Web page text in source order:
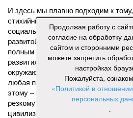
И здесь мы плавно подходим к
стихийные бедствия могут
социальному коллапсу, то есть
развитой цивилизации, зачастую с
полным уничтожением. Среди причин
развития событий учёные называют
окружающей среды, истощение
любая природная катастрофа
этому – экономическому кризису,
резкому сокращению численности
цивилизации шумеров, майя,
Продолжая работу с
согласие на обработку
сайтом и сторонними
можете запретить
настройках
Пожалуйста,
«Политикой в
персональных
.